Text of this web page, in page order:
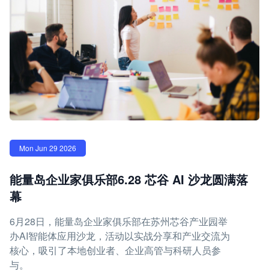
Mon Jun 29 2026
能量岛企业家俱乐部6.28 芯谷 AI 沙龙圆满落
幕
6月28日，能量岛企业家俱乐部在苏州芯谷产业园举
办AI智能体应用沙龙，活动以实战分享和产业交流为
核心，吸引了本地创业者、企业高管与科研人员参
与。